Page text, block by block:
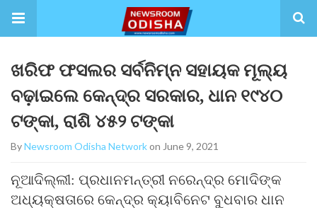
ଖରିଫ ଫସଲର ସର୍ବନିମ୍ନ ସହାୟକ ମୂଲ୍ୟ
ବଢ଼ାଇଲେ କେନ୍ଦ୍ର ସରକାର, ଧାନ ୧୯୪୦
ଟଙ୍କା, ରାଶି ୪୫୨ ଟଙ୍କା
ByNewsroom Odisha Networkon June 9, 2021
ନୂଆଦିଲ୍ଲୀ: ପ୍ରଧାନମନ୍ତ୍ରୀ ନରେନ୍ଦ୍ର ମୋଦିଙ୍କ
ଅଧ୍ୟକ୍ଷତାରେ କେନ୍ଦ୍ର କ୍ୟାବିନେଟ ବୁଧବାର ଧାନ